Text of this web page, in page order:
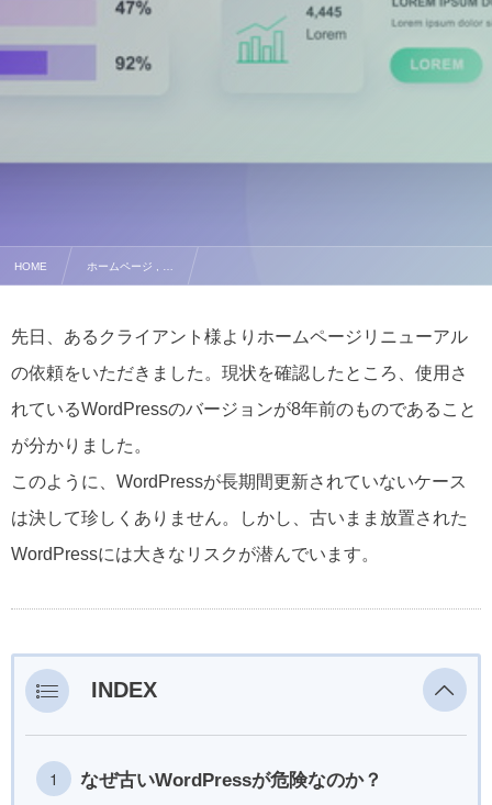
HOME ホームページ , …
先日、あるクライアント様よりホームページリニューアル
の依頼をいただきました。現状を確認したところ、使用さ
れているWordPressのバージョンが8年前のものであること
が分かりました。
このように、WordPressが長期間更新されていないケース
は決して珍しくありません。しかし、古いまま放置された
WordPressには大きなリスクが潜んでいます。
INDEX
なぜ古いWordPressが危険なのか？